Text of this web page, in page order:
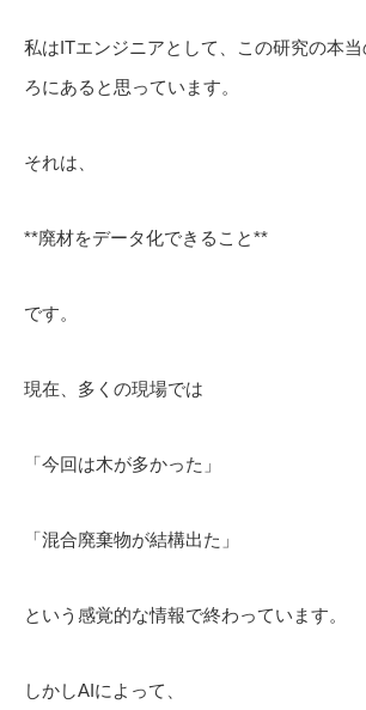
私はITエンジニアとして、この研究の本当
ろにあると思っています。
それは、
**廃材をデータ化できること**
です。
現在、多くの現場では
「今回は木が多かった」
「混合廃棄物が結構出た」
という感覚的な情報で終わっています。
しかしAIによって、